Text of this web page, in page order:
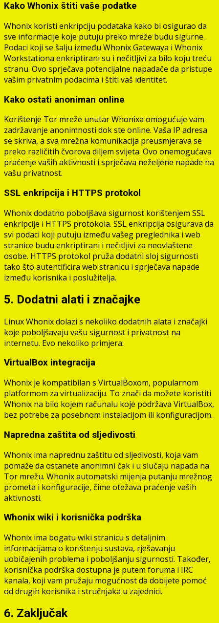
Kako Whonix štiti vaše podatke
Whonix koristi enkripciju podataka kako bi osigurao da
sve informacije koje putuju preko mreže budu sigurne.
Podaci koji se šalju između Whonix Gatewaya i Whonix
Workstationa enkriptirani su i nečitljivi za bilo koju treću
stranu. Ovo sprječava potencijalne napadače da pristupe
vašim privatnim podacima i štiti vaš identitet.
Kako ostati anoniman online
Korištenje Tor mreže unutar Whonixa omogućuje vam
zadržavanje anonimnosti dok ste online. Vaša IP adresa
se skriva, a sva mrežna komunikacija preusmjerava se
preko različitih čvorova diljem svijeta. Ovo onemogućava
praćenje vaših aktivnosti i sprječava neželjene napade na
vašu privatnost.
SSL enkripcija i HTTPS protokol
Whonix dodatno poboljšava sigurnost korištenjem SSL
enkripcije i HTTPS protokola. SSL enkripcija osigurava da
svi podaci koji putuju između vašeg preglednika i web
stranice budu enkriptirani i nečitljivi za neovlaštene
osobe. HTTPS protokol pruža dodatni sloj sigurnosti
tako što autentificira web stranicu i sprječava napade
između korisnika i poslužitelja.
5. Dodatni alati i značajke
Linux Whonix dolazi s nekoliko dodatnih alata i značajki
koje poboljšavaju vašu sigurnost i privatnost na
internetu. Evo nekoliko primjera:
VirtualBox integracija
Whonix je kompatibilan s VirtualBoxom, popularnom
platformom za virtualizaciju. To znači da možete koristiti
Whonix na bilo kojem računalu koje podržava VirtualBox,
bez potrebe za posebnom instalacijom ili konfiguracijom.
Napredna zaštita od sljedivosti
Whonix ima naprednu zaštitu od sljedivosti, koja vam
pomaže da ostanete anonimni čak i u slučaju napada na
Tor mrežu. Whonix automatski mijenja putanju mrežnog
prometa i konfiguracije, čime otežava praćenje vaših
aktivnosti.
Whonix wiki i korisnička podrška
Whonix ima bogatu wiki stranicu s detaljnim
informacijama o korištenju sustava, rješavanju
uobičajenih problema i poboljšanju sigurnosti. Također,
korisnička podrška dostupna je putem foruma i IRC
kanala, koji vam pružaju mogućnost da dobijete pomoć
od drugih korisnika i stručnjaka u zajednici.
6. Zaključak